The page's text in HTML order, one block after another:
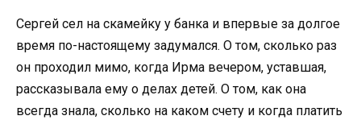
Сергей сел на скамейку у банка и впервые за долгое
время по-настоящему задумался. О том, сколько раз
он проходил мимо, когда Ирма вечером, уставшая,
рассказывала ему о делах детей. О том, как она
всегда знала, сколько на каком счету и когда платить